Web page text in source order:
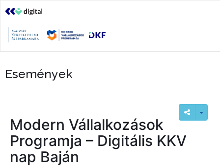
Események
Modern Vállalkozások
Programja – Digitális KKV
nap Baján